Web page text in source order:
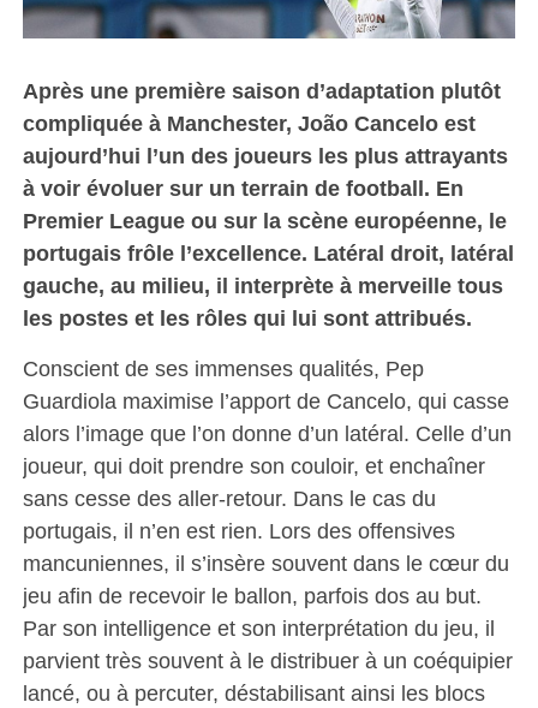
Après une première saison d’adaptation plutôt
compliquée à Manchester, João Cancelo est
aujourd’hui l’un des joueurs les plus attrayants
à voir évoluer sur un terrain de football. En
Premier League ou sur la scène européenne, le
portugais frôle l’excellence. Latéral droit, latéral
gauche, au milieu, il interprète à merveille tous
les postes et les rôles qui lui sont attribués.
Conscient de ses immenses qualités, Pep
Guardiola maximise l’apport de Cancelo, qui casse
alors l’image que l’on donne d’un latéral. Celle d’un
joueur, qui doit prendre son couloir, et enchaîner
sans cesse des aller-retour. Dans le cas du
portugais, il n’en est rien. Lors des offensives
mancuniennes, il s’insère souvent dans le cœur du
jeu afin de recevoir le ballon, parfois dos au but.
Par son intelligence et son interprétation du jeu, il
parvient très souvent à le distribuer à un coéquipier
lancé, ou à percuter, déstabilisant ainsi les blocs